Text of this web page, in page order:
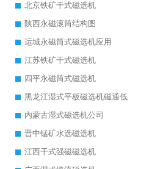
北京铁矿干式磁选机
陕西永磁滚筒结构图
运城永磁筒式磁选机应用
江苏铁矿干式磁选机
四平永磁筒式磁选机
黑龙江湿式平板磁选机磁通低
内蒙古湿式磁选机公司
晋中锰矿水选磁选机
江西干式强磁磁选机